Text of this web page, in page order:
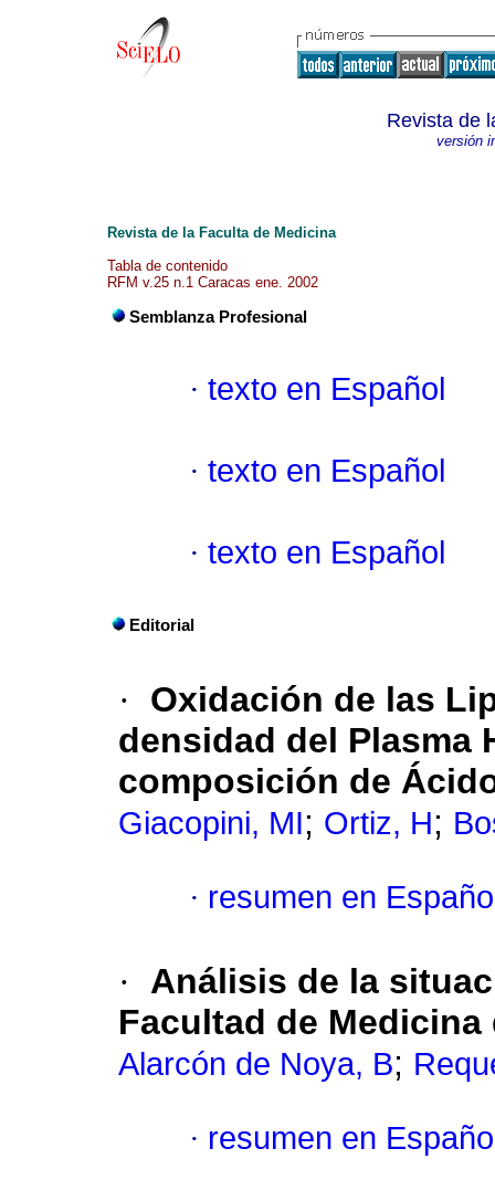
Revista de
versión
Revista de la Faculta de Medicina
Tabla de contenido
RFM v.25 n.1 Caracas ene. 2002
Semblanza Profesional
· texto en Español
· texto en Español
· texto en Español
Editorial
·
Oxidación de las
densidad del Plasma
composición de
Giacopini, MI; Ortiz, H;
· resumen en
·
Análisis de la
Facultad de Medicina
Alarcón de Noya, B;
· resumen en